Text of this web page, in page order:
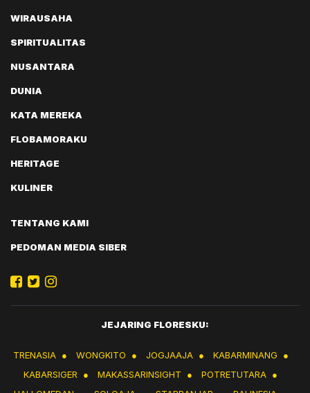
WIRAUSAHA
SPIRITUALITAS
NUSANTARA
DUNIA
KATA MEREKA
FLOBAMORAKU
HERITAGE
KULINER
TENTANG KAMI
PEDOMAN MEDIA SIBER
JEJARING FLORESKU:
TRENASIA ● WONGKITO ● JOGJAAJA ● KABARMINANG
●
KABARSIGER
● MAKASSARINSIGHT ● POTRETUTARA ●